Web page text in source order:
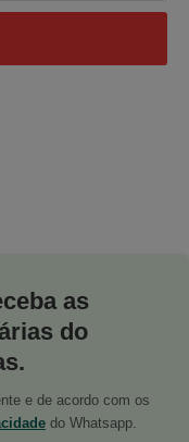
as
do
e de acordo com os
do Whatsapp.